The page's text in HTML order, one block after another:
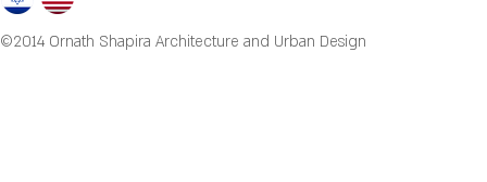
©2014 Ornath Shapira Architecture and Urban Design